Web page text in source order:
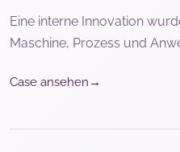
Eine interne Innovation
Maschine, Prozess und
Case ansehen →